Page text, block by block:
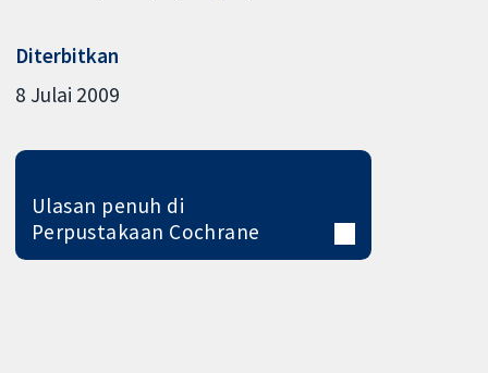
Diterbitkan
8 Julai 2009
Ulasan penuh di
Perpustakaan Cochrane